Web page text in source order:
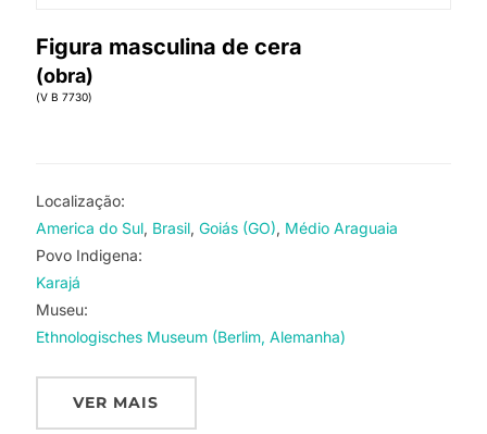
Figura masculina de cera
(obra)
(V B 7730)
Localização:
America do Sul Brasil Goiás (GO) Médio Araguaia
Povo Indigena:
Karajá
Museu:
Ethnologisches Museum (Berlim, Alemanha)
VER MAIS